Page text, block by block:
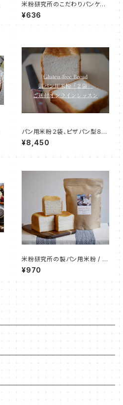
米粉研究所のこだわりパンケー
キミックス / Premium Gluten
Free Pancake Mix (360g)
¥636
パン用米粉２袋、ピザパン型８個
付き！【オンライン米粉教室】グル
テンフリー米粉パン
¥8,450
米粉研究所の製パン用米粉 / Br
ead Rice Flour (800g)
¥970